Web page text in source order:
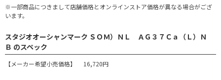
※一部商品につきまして店舗価格とオンラインストア価格が異なる場合がござ
います。
スタジオオーシャンマーク ＳＯＭ）ＮＬ ＡＧ３７Ｃａ（Ｌ）Ｎ
Ｂ のスペック
【メーカー希望小売価格】 16,720円